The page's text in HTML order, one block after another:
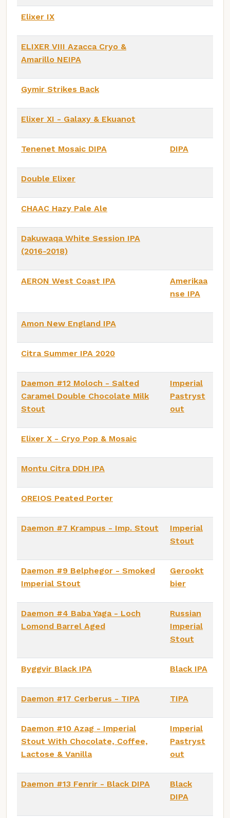
Elixer IX
ELIXER VIII Azacca Cryo &
Amarillo NEIPA
Gymir Strikes Back
Elixer XI - Galaxy & Ekuanot
Tenenet Mosaic DIPA DIPA
Double Elixer
CHAAC Hazy Pale Ale
Dakuwaqa White Session IPA
(2016-2018)
AERON West Coast IPA
Amerikaa
nse IPA
Amon New England IPA
Citra Summer IPA 2020
Daemon #12 Moloch - Salted
Caramel Double Chocolate Milk
Stout
Imperial
Pastryst
out
Elixer X - Cryo Pop & Mosaic
Montu Citra DDH IPA
OREIOS Peated Porter
Daemon #7 Krampus - Imp. Stout
Imperial
Stout
Daemon #9 Belphegor - Smoked
Imperial Stout
Gerookt
bier
Daemon #4 Baba Yaga - Loch
Lomond Barrel Aged
Russian
Imperial
Stout
Byggvir Black IPA Black IPA
Daemon #17 Cerberus - TIPA TIPA
Daemon #10 Azag - Imperial
Stout With Chocolate, Coffee,
Lactose & Vanilla
Imperial
Pastryst
out
Daemon #13 Fenrir - Black DIPA
Black
DIPA